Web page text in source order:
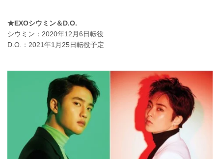
★EXOシウミン＆D.O.
シウミン：2020年12月6日転役
D.O.：2021年1月25日転役予定